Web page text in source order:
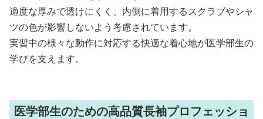
適度な厚みで透けにくく、内側に着用するスクラブやシャ
ツの色が影響しないよう考慮されています。
実習中の様々な動作に対応する快適な着心地が医学部生の
学びを支えます。
医学部生のための高品質長袖プロフェッショ